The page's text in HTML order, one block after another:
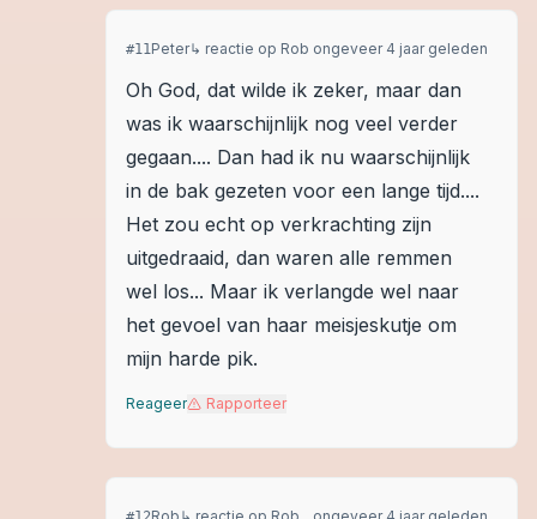
#11Peter↳ reactie op Rob ongeveer 4 jaar geleden
Oh God, dat wilde ik zeker, maar dan
was ik waarschijnlijk nog veel verder
gegaan.... Dan had ik nu waarschijnlijk
in de bak gezeten voor een lange tijd....
Het zou echt op verkrachting zijn
uitgedraaid, dan waren alle remmen
wel los... Maar ik verlangde wel naar
het gevoel van haar meisjeskutje om
mijn harde pik.
Reageer Rapporteer